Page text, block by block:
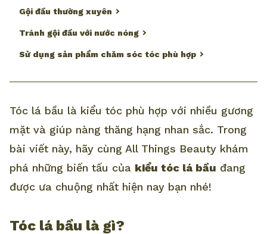
Gội đầu thường xuyên
Tránh gội đầu với nước nóng
Sử dụng sản phẩm chăm sóc tóc phù hợp
Tóc lá bầu là kiểu tóc phù hợp với nhiều gương
mặt và giúp nàng thăng hạng nhan sắc. Trong
bài viết này, hãy cùng All Things Beauty khám
phá những biến tấu của kiểu tóc lá bầu đang
được ưa chuộng nhất hiện nay bạn nhé!
Tóc lá bầu là gì?